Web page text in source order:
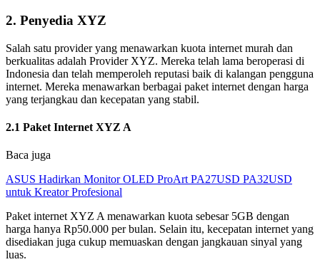
2. Penyedia XYZ
Salah satu provider yang menawarkan kuota internet murah dan
berkualitas adalah Provider XYZ. Mereka telah lama beroperasi di
Indonesia dan telah memperoleh reputasi baik di kalangan pengguna
internet. Mereka menawarkan berbagai paket internet dengan harga
yang terjangkau dan kecepatan yang stabil.
2.1 Paket Internet XYZ A
Baca juga
ASUS Hadirkan Monitor OLED ProArt PA27USD PA32USD
untuk Kreator Profesional
Paket internet XYZ A menawarkan kuota sebesar 5GB dengan
harga hanya Rp50.000 per bulan. Selain itu, kecepatan internet yang
disediakan juga cukup memuaskan dengan jangkauan sinyal yang
luas.